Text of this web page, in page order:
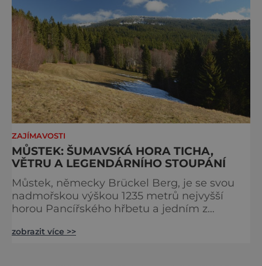
ZAJÍMAVOSTI
MŮSTEK: ŠUMAVSKÁ HORA TICHA,
VĚTRU A LEGENDÁRNÍHO STOUPÁNÍ
Můstek, německy Brückel Berg, je se svou
nadmořskou výškou 1235 metrů nejvyšší
horou Pancířského hřbetu a jedním z
Šumavy. Přestože nestojí v centru hlavních
zobrazit více >>